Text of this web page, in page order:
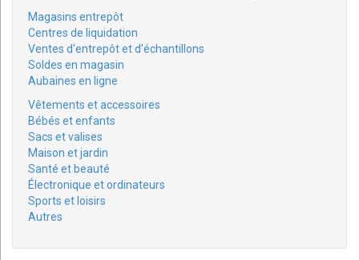
Magasins entrepôt
Centres de liquidation
Ventes d'entrepôt et d'échantillons
Soldes en magasin
Aubaines en ligne
Vêtements et accessoires
Bébés et enfants
Sacs et valises
Maison et jardin
Santé et beauté
Électronique et ordinateurs
Sports et loisirs
Autres